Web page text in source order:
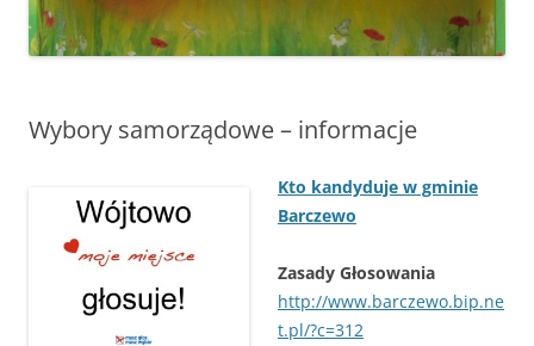
Wybory samorządowe – informacje
Kto kandyduje w gminie
Barczewo
Zasady Głosowania
http://www.barczewo.bip.ne
t.pl/?c=312